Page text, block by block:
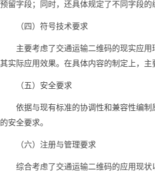
预留字段；同时，还具体规定了不同字段
（四）符号技术要求
主要考虑了交通运输二维码的现实应
其实际应用效果。在具体内容的制定上，
（五）安全要求
依据与现有标准的协调性和兼容性编
的安全要求。
（六）注册与管理要求
综合考虑了交通运输二维码的应用现